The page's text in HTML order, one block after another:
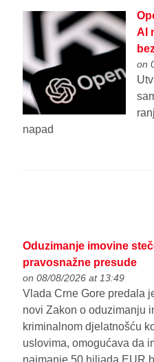
AI
on
napad
Oduzimanje imovine
pravosnažne presude
on 08/08/2026 at 13:49
Vlada Crne Gore predala
novi Zakon o oduzimanju
kriminalnom djelatnošću
uslovima, omogućava da
najmanje 50 hiljada EUR